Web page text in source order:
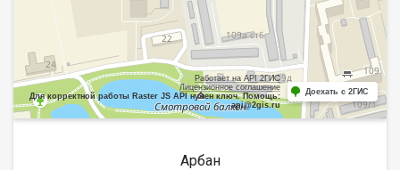
Работает на API 2ГИС
Лицензионное соглашение
Для корректной работы Raster JS API нужен ключ. Помощь:
api@2gis.ru
Доехать с 2ГИС
Арбан